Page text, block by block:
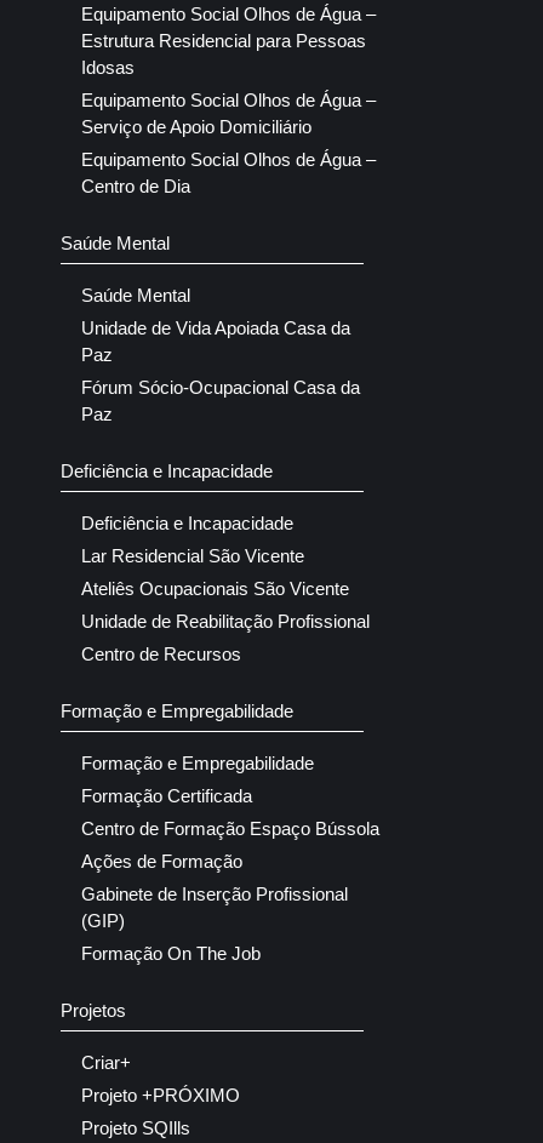
Equipamento Social Olhos de Água –
Estrutura Residencial para Pessoas
Idosas
Equipamento Social Olhos de Água –
Serviço de Apoio Domiciliário
Equipamento Social Olhos de Água –
Centro de Dia
Saúde Mental
Saúde Mental
Unidade de Vida Apoiada Casa da
Paz
Fórum Sócio-Ocupacional Casa da
Paz
Deficiência e Incapacidade
Deficiência e Incapacidade
Lar Residencial São Vicente
Ateliês Ocupacionais São Vicente
Unidade de Reabilitação Profissional
Centro de Recursos
Formação e Empregabilidade
Formação e Empregabilidade
Formação Certificada
Centro de Formação Espaço Bússola
Ações de Formação
Gabinete de Inserção Profissional
(GIP)
Formação On The Job
Projetos
Criar+
Projeto +PRÓXIMO
Projeto SQIlls